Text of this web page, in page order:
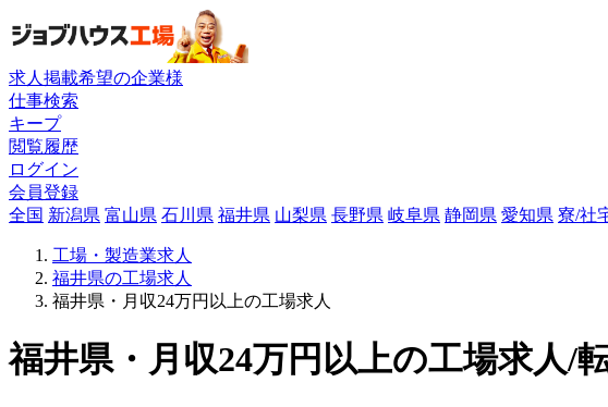
求人掲載希望の企業様
仕事検索
キープ
閲覧履歴
ログイン
会員登録
全国 新潟県 富山県 石川県 福井県 山梨県 長野県 岐阜県 静岡県 愛知県 寮/社
工場・製造業求人
福井県の工場求人
福井県・月収24万円以上の工場求人
福井県・月収24万円以上の工場求人/